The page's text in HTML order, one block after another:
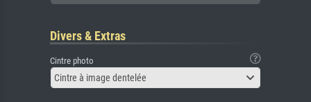
Divers & Extras
Cintre photo
Cintre à image dentelée